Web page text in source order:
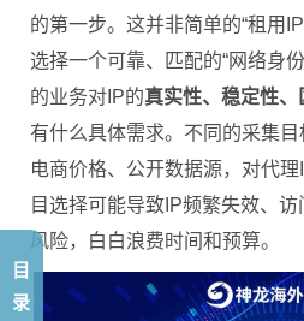
的第一步。这并非简单的“租用
选择一个可靠、匹配的“网络身
的业务对IP的真实性、稳定性
有什么具体需求。不同的采集目
电商价格、公开数据源，对代
目选择可能导致IP频繁失效、
风险，白白浪费时间和预算。
目
录